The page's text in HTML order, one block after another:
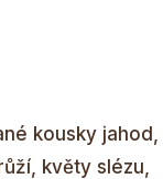
kousky jahod,
květy slézu,